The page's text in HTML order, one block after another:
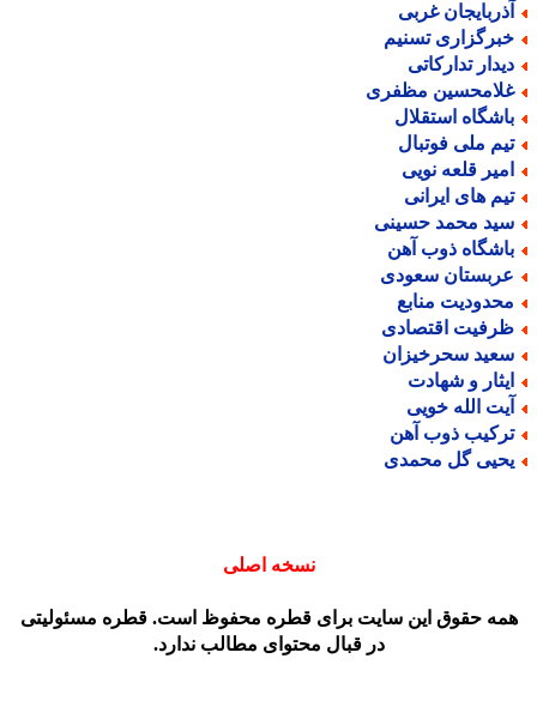
غربی
تسنیم
تدارکاتی
مظفری
استقلال
ملی فوتبال
قلعه نویی
های ایرانی
محمد حسینی
ذوب آهن
سعودی
منابع
اقتصادی
سحرخیزان
و شهادت
الله خویی
ذوب آهن
گل محمدی
نسخه اصلی
حقوق این سایت برای قطره محفوظ است. قطره مسئولیتی
در قبال محتوای مطالب ندارد.